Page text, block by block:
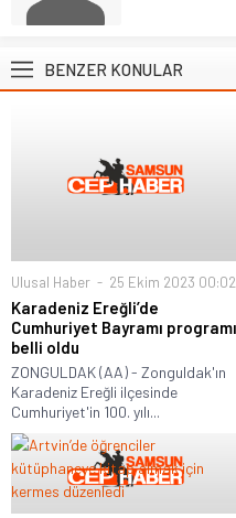
BENZER KONULAR
Ulusal Haber 25 Ekim 2023 00:02
Karadeniz Ereğli’de
Cumhuriyet Bayramı programı
belli oldu
ZONGULDAK (AA) - Zonguldak'ın
Karadeniz Ereğli ilçesinde
Cumhuriyet'in 100. yılı...